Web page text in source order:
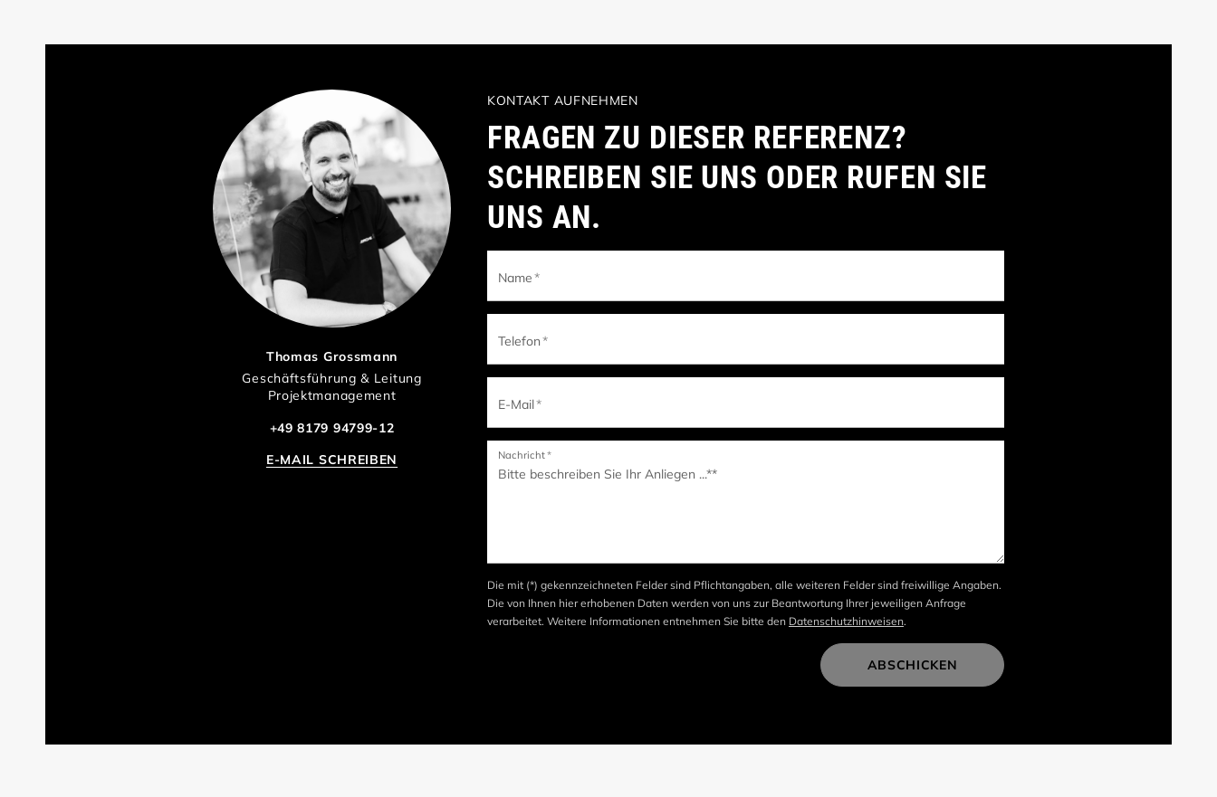
Thomas Grossmann
Geschäftsführung & Leitung
Projektmanagement
+49 8179 94799-12
E-MAIL SCHREIBEN
KONTAKT AUFNEHMEN
FRAGEN ZU DIESER REFERENZ?
SCHREIBEN SIE UNS ODER RUFEN SIE
UNS AN.
Name*
Telefon*
E-Mail*
Nachricht*
Die mit (*) gekennzeichneten Felder sind Pflichtangaben, alle weiteren Felder sind freiwillige Angaben.
Die von Ihnen hier erhobenen Daten werden von uns zur Beantwortung Ihrer jeweiligen Anfrage
verarbeitet. Weitere Informationen entnehmen Sie bitte den Datenschutzhinweisen.
ABSCHICKEN